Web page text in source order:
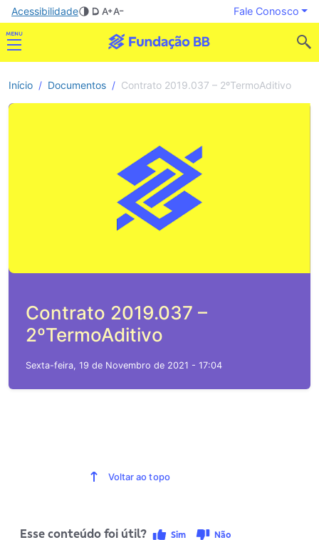
Acessibilidade Fale Conosco
Início Documentos Contrato 2019.037 – 2ºTermoAditivo
Contrato 2019.037 –
2ºTermoAditivo
Sexta-feira, 19 de Novembro de 2021 - 17:04
Voltar ao topo
Esse conteúdo foi útil? Sim Não